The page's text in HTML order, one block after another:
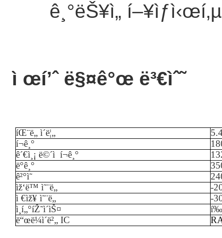
ê¸°ëŠ¥ì„
ì œí’ˆ ë§¤ê°œ ë³€ìˆ˜
íŒ¨ë„ ì´ë¦„
í¬ê¸°
ê´€ì¸¡ ë©´ì  í¬ê¸°
ë°ê¸°
35
ê²°ì˜
ìž‘ë™ ì˜¨ë„
-
ì €ìž¥ ì˜¨ë„
-3
ì¸í„°íŽ˜ì´ìŠ¤
ë“œë¼ì´ë²„ IC